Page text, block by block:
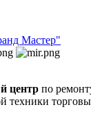
центр по
техники